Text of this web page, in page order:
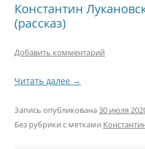
Константин
(рассказ)
Добавить комментарий
Читать далее →
Запись опубликована 30 июля
Без рубрики с метками